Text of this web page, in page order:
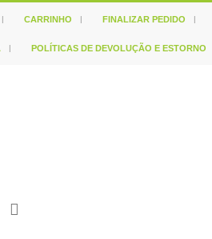
CARRINHO FINALIZAR PEDIDO
POLÍTICAS DE DEVOLUÇÃO E ESTORNO